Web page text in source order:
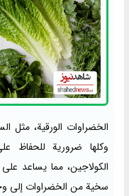
الكولاجين، مما يساعد
سخية من الخضراوات إلى